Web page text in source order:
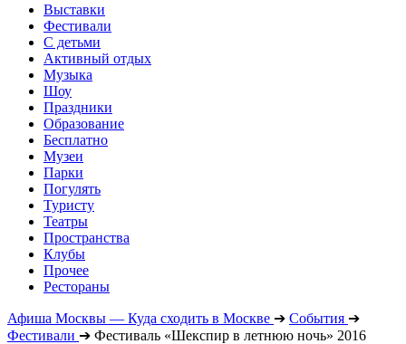
Выставки
Фестивали
С детьми
Активный отдых
Музыка
Шоу
Праздники
Образование
Бесплатно
Музеи
Парки
Погулять
Туристу
Театры
Пространства
Клубы
Прочее
Рестораны
Афиша Москвы — Куда сходить в Москве ➔ События ➔
Фестивали ➔ Фестиваль «Шекспир в летнюю ночь» 2016